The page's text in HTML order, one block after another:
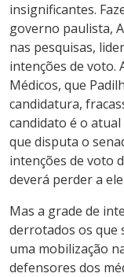
insignificantes.
governo paulista,
nas pesquisas,
intenções de voto.
Médicos, que
candidatura,
candidato é o
que disputa o
intenções de voto
deverá perder a
Mas a grade de
derrotados os que
uma mobilização
defensores dos